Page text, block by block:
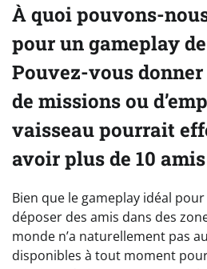
À quoi pouvons-
pour un gameplay
Pouvez-vous
de missions ou
vaisseau pourrait
avoir plus de 10
Bien que le gameplay idéal
déposer des amis dans des
monde n’a naturellement pas
disponibles à tout moment